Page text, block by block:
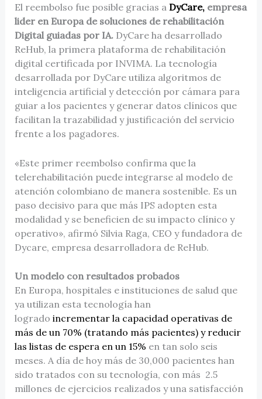
El reembolso fue posible gracias a DyCare,empresa
lider en Europa de soluciones de rehabilitación
Digital guiadas por IA. DyCare ha desarrollado
ReHub, la primera plataforma de rehabilitación
digital certificada por INVIMA. La tecnología
desarrollada por DyCare utiliza algoritmos de
inteligencia artificial y detección por cámara para
guiar a los pacientes y generar datos clínicos que
facilitan la trazabilidad y justificación del servicio
frente a los pagadores.
«Este primer reembolso confirma que la
telerehabilitación puede integrarse al modelo de
atención colombiano de manera sostenible. Es un
paso decisivo para que más IPS adopten esta
modalidad y se beneficien de su impacto clínico y
operativo», afirmó Silvia Raga, CEO y fundadora de
Dycare, empresa desarrolladora de ReHub.
Un modelo con resultados probados
En Europa, hospitales e instituciones de salud que
ya utilizan esta tecnología han
logrado incrementar la capacidad operativas de
más de un 70% (tratando más pacientes) y reducir
las listas de espera en un 15% en tan solo seis
meses. A día de hoy más de 30,000 pacientes han
sido tratados con su tecnología, con más 2.5
millones de ejercicios realizados y una satisfacción